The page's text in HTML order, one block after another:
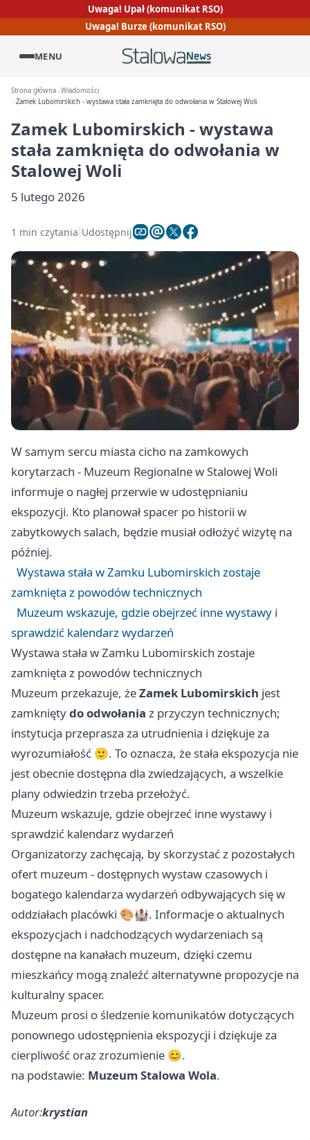
Uwaga! Upał (komunikat RSO)
Uwaga! Burze (komunikat RSO)
MENU
Strona główna Wiadomości
Zamek Lubomirskich - wystawa stała zamknięta do odwołania w Stalowej Woli
Zamek Lubomirskich - wystawa
stała zamknięta do odwołania w
Stalowej Woli
5 lutego 2026
1 min czytania Udostępnij
W samym sercu miasta cicho na zamkowych
korytarzach - Muzeum Regionalne w Stalowej Woli
informuje o nagłej przerwie w udostępnianiu
ekspozycji. Kto planował spacer po historii w
zabytkowych salach, będzie musiał odłożyć wizytę na
później.
Wystawa stała w Zamku Lubomirskich zostaje
zamknięta z powodów technicznych
Muzeum wskazuje, gdzie obejrzeć inne wystawy i
sprawdzić kalendarz wydarzeń
Wystawa stała w Zamku Lubomirskich zostaje
zamknięta z powodów technicznych
Muzeum przekazuje, żeZamek Lubomirskich jest
zamkniętydo odwołania z przyczyn technicznych;
instytucja przeprasza za utrudnienia i dziękuje za
wyrozumiałość 🙂. To oznacza, że stała ekspozycja nie
jest obecnie dostępna dla zwiedzających, a wszelkie
plany odwiedzin trzeba przełożyć.
Muzeum wskazuje, gdzie obejrzeć inne wystawy i
sprawdzić kalendarz wydarzeń
Organizatorzy zachęcają, by skorzystać z pozostałych
ofert muzeum - dostępnych wystaw czasowych i
bogatego kalendarza wydarzeń odbywających się w
oddziałach placówki 🎨🏰. Informacje o aktualnych
ekspozycjach i nadchodzących wydarzeniach są
dostępne na kanałach muzeum, dzięki czemu
mieszkańcy mogą znaleźć alternatywne propozycje na
kulturalny spacer.
Muzeum prosi o śledzenie komunikatów dotyczących
ponownego udostępnienia ekspozycji i dziękuje za
cierpliwość oraz zrozumienie 😊.
na podstawie: Muzeum Stalowa Wola.
Autor:krystian